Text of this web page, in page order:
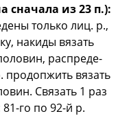
сна­чала из 23 п.):
только лиц. р.,
накиды вязать
распреде­
продопжить вязать
Связать 1 раз
го по 92-й р.